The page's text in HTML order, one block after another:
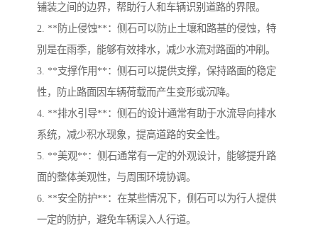
铺装之间的边界，帮助行人和车辆识别道路的界限。
2. **防止侵蚀**：侧石可以防止土壤和路基的侵蚀，特
别是在雨季，能够有效排水，减少水流对路面的冲刷。
3. **支撑作用**：侧石可以提供支撑，保持路面的稳定
性，防止路面因车辆荷载而产生变形或沉降。
4. **排水引导**：侧石的设计通常有助于水流导向排水
系统，减少积水现象，提高道路的安全性。
5. **美观**：侧石通常有一定的外观设计，能够提升路
面的整体美观性，与周围环境协调。
6. **安全防护**：在某些情况下，侧石可以为行人提供
一定的防护，避免车辆误入人行道。